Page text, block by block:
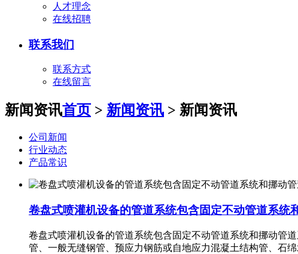
人才理念
在线招聘
联系我们
联系方式
在线留言
新闻资讯首页 > 新闻资讯 > 新闻资讯
公司新闻
行业动态
产品常识
卷盘式喷灌机设备的管道系统包含固定不动管道系统
卷盘式喷灌机设备的管道系统包含固定不动管道系统和挪动
管、一般无缝钢管、预应力钢筋或自地应力混凝土结构管、石